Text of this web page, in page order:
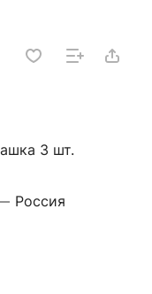
3 шт.
Россия